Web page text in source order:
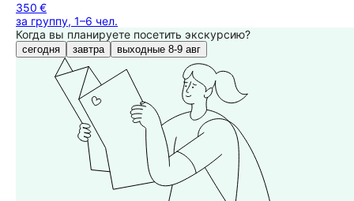
350 €
за группу, 1–6 чел.
Когда вы планируете посетить экскурсию?
сегодня завтра выходные 8-9 авг